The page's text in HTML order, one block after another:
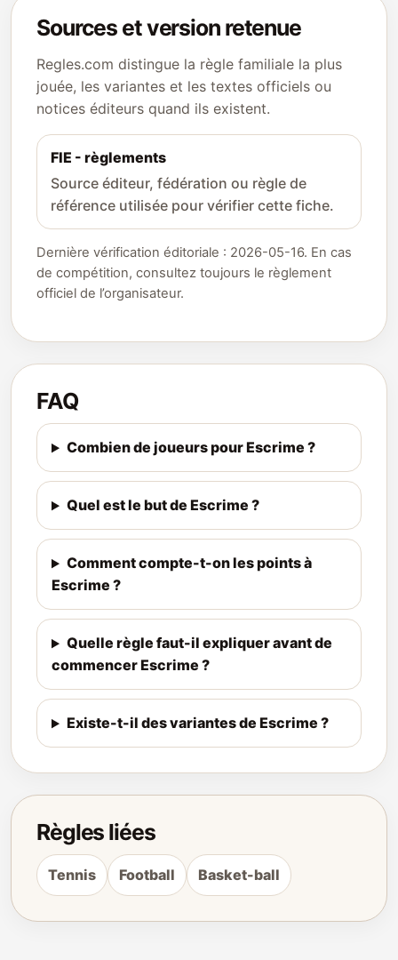
Sources et version retenue
Regles.com distingue la règle familiale la plus
jouée, les variantes et les textes officiels ou
notices éditeurs quand ils existent.
FIE - règlements
Source éditeur, fédération ou règle de
référence utilisée pour vérifier cette fiche.
Dernière vérification éditoriale : 2026-05-16. En cas
de compétition, consultez toujours le règlement
officiel de l’organisateur.
FAQ
Combien de joueurs pour Escrime ?
Quel est le but de Escrime ?
Comment compte-t-on les points à
Escrime ?
Quelle règle faut-il expliquer avant de
commencer Escrime ?
Existe-t-il des variantes de Escrime ?
Règles liées
Tennis Football Basket-ball